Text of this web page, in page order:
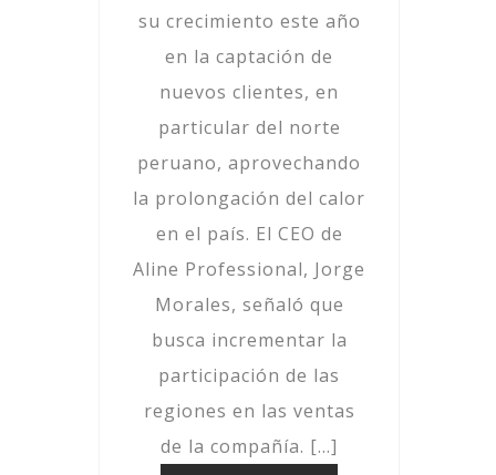
su crecimiento este año
en la captación de
nuevos clientes, en
particular del norte
peruano, aprovechando
la prolongación del calor
en el país. El CEO de
Aline Professional, Jorge
Morales, señaló que
busca incrementar la
participación de las
regiones en las ventas
de la compañía. […]